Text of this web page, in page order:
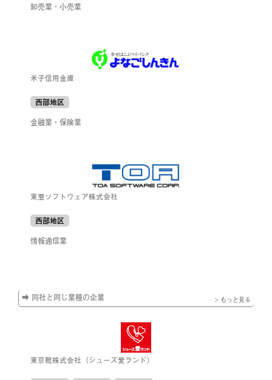
卸売業・小売業
米子信用金庫
西部地区
金融業・保険業
東亜ソフトウェア株式会社
西部地区
情報通信業
➡ 同社と同じ業種の企業 > もっと見る
東京靴株式会社（シューズ愛ランド）